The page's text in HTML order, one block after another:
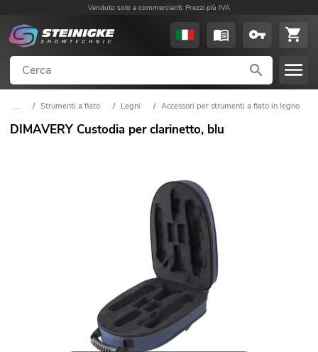
Venduto solo a commercianti. Prezzi più IVA
... / Strumenti a fiato / Legni / Accessori per strumenti a fiato in legno
DIMAVERY Custodia per clarinetto, blu